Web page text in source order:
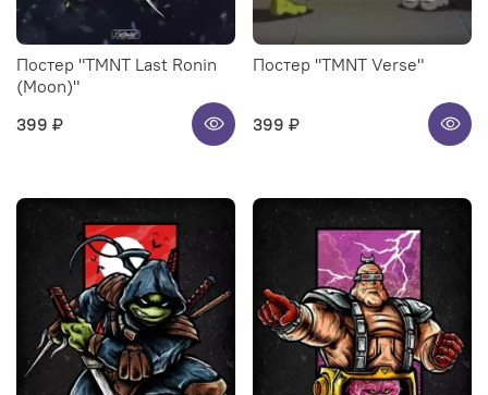
Постер "TMNT Last Ronin
(Moon)"
399 ₽
Постер "TMNT Verse"
399 ₽